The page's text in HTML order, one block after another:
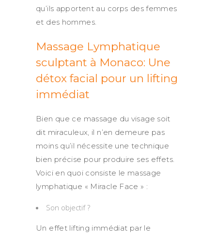
qu’ils apportent au corps des femmes
et des hommes.
Massage Lymphatique
sculptant à Monaco: Une
détox facial pour un lifting
immédiat
Bien que ce massage du visage soit
dit miraculeux, il n’en demeure pas
moins qu’il nécessite une technique
bien précise pour produire ses effets.
Voici en quoi consiste le massage
lymphatique « Miracle Face » :
Son objectif ?
Un effet lifting immédiat par le